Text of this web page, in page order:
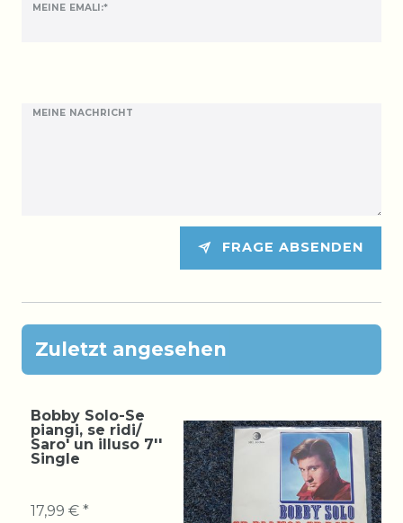
MEINE EMALI:*
MEINE NACHRICHT
FRAGE ABSENDEN
Zuletzt angesehen
Bobby Solo-Se
piangi, se ridi/
Saro' un illuso 7''
Single
17,99 € *